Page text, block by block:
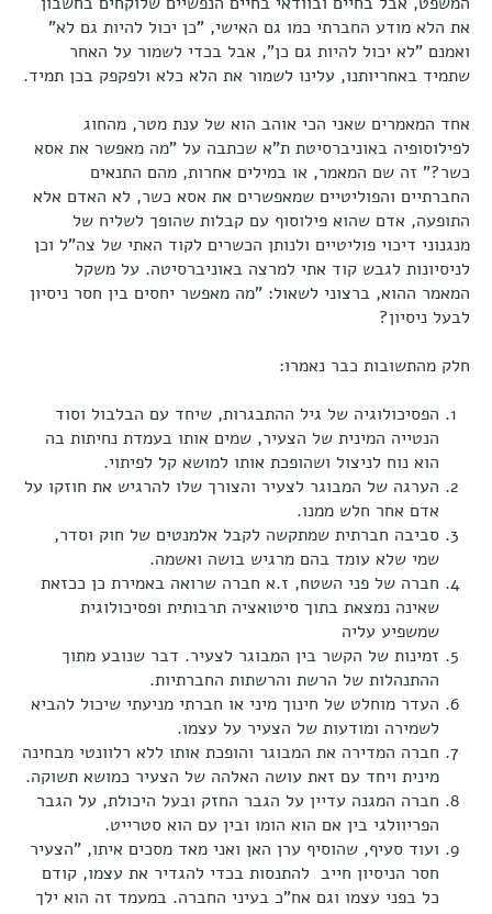
את הלא מודע החברתי כמו גם האישי, "כן יכול להיות גם לא"
ואמנם "לא יכול להיות גם כן", אבל בכדי לשמור על האחר
שתמיד באחריותנו, עלינו לשמור את הלא כלא ולפקפק בכן תמיד.
אחד המאמרים שאני הכי אוהב הוא של ענת מטר, מהחוג
לפילוסופיה באוניברסיטת ת"א שכתבה על "מה מאפשר את אסא
כשר?" זה שם המאמר, או במילים אחרות, מהם התנאים
החברתיים והפוליטיים שמאפשרים את אסא כשר, לא האדם אלא
התופעה, אדם שהוא פילוסוף עם קבלות שהופך לשליח של
מנגנוני דיכוי פוליטיים ולנותן הכשרים לקוד האתי של צה"ל וכן
לניסיונות לגבש קוד אתי למרצה באוניברסיטה. על משקל
המאמר ההוא, ברצוני לשאול: "מה מאפשר יחסים בין חסר ניסיון
לבעל ניסיון?
חלק מהתשובות כבר נאמרו:
הפסיכולוגיה של גיל ההתבגרות, שיחד עם הבלבול וסוד
הנטייה המינית של הצעיר, שמים אותו בעמדת נחיתות בה
הוא נוח לניצול ושהופכת אותו למושא קל לפיתוי.
הערגה של המבוגר לצעיר והצורך שלו להרגיש את חוזקו על
אדם אחר חלש ממנו.
סביבה חברתית שמתקשה לקבל אלמנטים של חוק וסדר,
שמי שלא עומד בהם מרגיש בושה ואשמה.
חברה של פני השטח, ז.א חברה שרואה באמירת כן ככזאת
שאינה נמצאת בתוך סיטואציה תרבותית ופסיכולוגית
שמשפיע עליה
זמינות של הקשר בין המבוגר לצעיר. דבר שנובע מתוך
ההתנהלות של הרשת והרשתות החברתיות.
העדר מוחלט של חינוך מיני או חברתי מניעתי שיכול להביא
לשמירה ומודעות של הצעיר על עצמו.
חברה המדירה את המבוגר והופכת אותו ללא רלוונטי מבחינה
מינית ויחד עם זאת עושה האלהה של הצעיר כמושא תשוקה.
חברה המגנה עדיין על הגבר החזק ובעל היכולת, על הגבר
הפריוולגי בין אם הוא הומו ובין עם הוא סטרייט.
ועוד סעיף, שהוסיף ערן האן ואני מאד מסכים איתו, "הצעיר
חסר הניסיון חייב להתנסות בכדי להגדיר את עצמו, קודם
כל בפני עצמו וגם אח"כ בעיני החברה. במעמד זה הוא ילך